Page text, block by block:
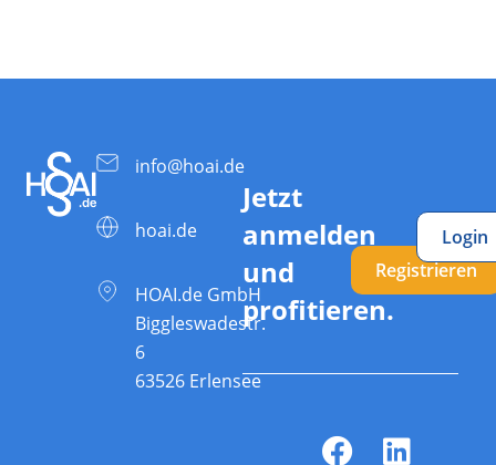
info@hoai.de
hoai.de
HOAI.de GmbH
Biggleswadestr.
6
63526 Erlensee
Jetzt
anmelden
und
profitieren.
Registrieren
Login